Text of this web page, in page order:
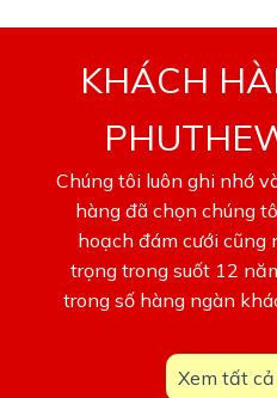
KHÁCH
Chúng tôi luôn ghi nhớ
hàng đã chọn chúng
hoạch đám cưới cũng
trọng trong suốt 12
trong số hàng ngàn
Xem tất